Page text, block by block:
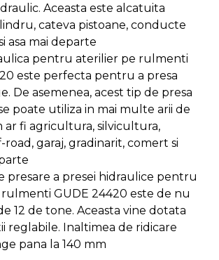
lichide
Aceasta este alcatuita
cateva pistoane, conducte
asa mai departe
pentru aterilier pe rulmenti
este perfecta pentru a presa
De asemenea, acest tip de presa
poate utiliza in mai multe arii de
ar fi agricultura, silvicultura,
garaj, gradinarit, comert si
presare a presei hidraulice pentru
GUDE 24420 este de nu
12 de tone. Aceasta vine dotata
reglabile. Inaltimea de ridicare
pana la 140 mm